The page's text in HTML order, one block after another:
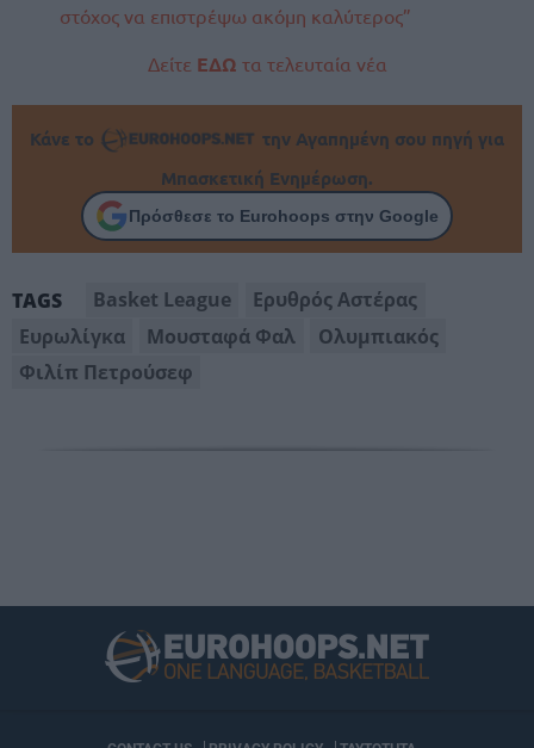
στόχος να επιστρέψω ακόμη καλύτερος”
Δείτε ΕΔΩ τα τελευταία νέα
Κάνε το
την Αγαπημένη σου πηγή για
Μπασκετική Ενημέρωση.
Πρόσθεσε το Eurohoops στην Google
TAGS Basket League
Ερυθρός Αστέρας
Ευρωλίγκα
Μουσταφά Φαλ
Ολυμπιακός
Φιλίπ Πετρούσεφ